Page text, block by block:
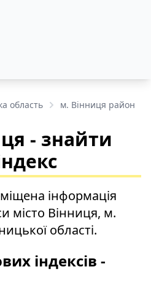
область м. Вінниця район
- знайти
інформація
місто Вінниця, м.
області.
індексів -